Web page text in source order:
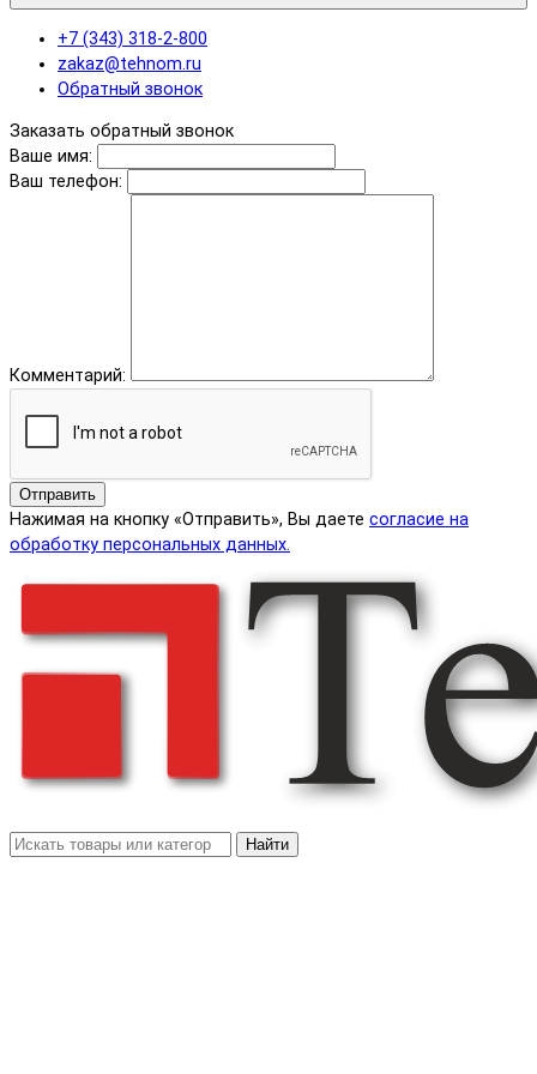
+7 (343) 318-2-800
zakaz@tehnom.ru
Обратный звонок
Заказать обратный звонок
Ваше имя:
Ваш телефон:
Комментарий:
Отправить
Нажимая на кнопку «Отправить», Вы даете согласие на
обработку персональных данных.
Найти